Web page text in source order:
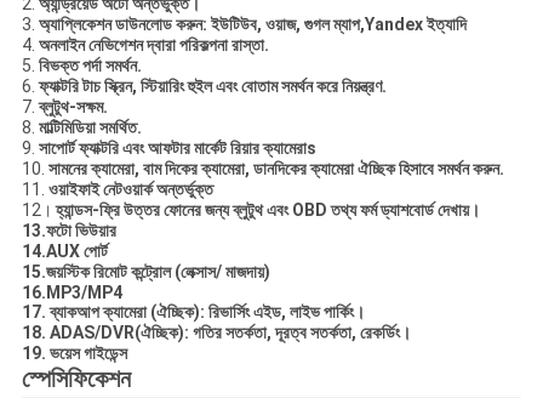
2. অ্যান্ড্রয়েড অটো অন্তর্ভুক্ত।
3. অ্যাপ্লিকেশন ডাউনলোড করুন: ইউটিউব, ওয়াজ, গুগল ম্যাপ,Yandex ইত্যাদি
4. অনলাইন নেভিগেশন দ্বারা পরিকল্পনা রাস্তা.
5. বিভক্ত পর্দা সমর্থন.
6.ফ্যাক্টরি টাচ স্ক্রিন, স্টিয়ারিং হুইল এবং বোতাম সমর্থন করেনিয়ন্ত্রণ.
7.ব্লুটুথ-সক্ষম.
8. মাল্টিমিডিয়া সমর্থিত.
9. সাপোর্ট ফ্যাক্টরি এবং আফটার মার্কেট রিয়ার ক্যামেরাs
10. সামনের ক্যামেরা, বাম দিকের ক্যামেরা, ডানদিকের ক্যামেরা ঐচ্ছিক হিসাবে সমর্থন করুন.
11. ওয়াইফাই নেটওয়ার্ক অন্তর্ভুক্ত
12।হ্যান্ডস-ফ্রি উত্তর ফোনের জন্য ব্লুটুথ এবং OBD তথ্য ফর্ম ড্যাশবোর্ড দেখায়।
13.ফটো ভিউয়ার
14.AUX পোর্ট
15.জয়স্টিক রিমোট কন্ট্রোল (লেক্সাস/ মাজদায়)
16.MP3/MP4
17. ব্যাকআপ ক্যামেরা (ঐচ্ছিক): রিভার্সিং এইড, লাইভ পার্কিং।
18. ADAS/DVR(ঐচ্ছিক): গতির সতর্কতা, দূরত্ব সতর্কতা, রেকর্ডিং।
19. ভয়েস গাইডেন্স
স্পেসিফিকেশন